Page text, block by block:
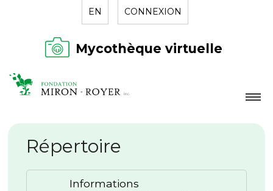
EN CONNEXION
Mycothèque virtuelle
LA FONDATION
NOUVELLES
RÉPERTOIRE
Répertoire
Informations